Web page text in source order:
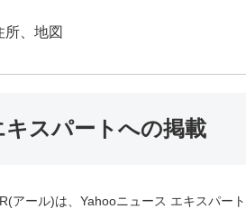
所、地図
スパートへの掲載
アール)は、Yahooニュース エキスパー